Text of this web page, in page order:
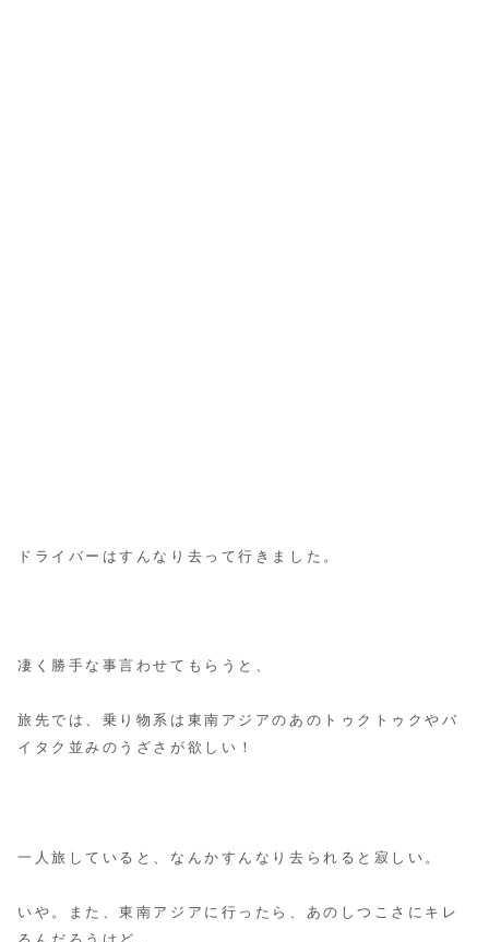
ドライバーはすんなり去って行きました。
凄く勝手な事言わせてもらうと、
旅先では、乗り物系は東南アジアのあのトゥクトゥクやバ
イタク並みのうざさが欲しい！
一人旅していると、なんかすんなり去られると寂しい。
いや。また、東南アジアに行ったら、あのしつこさにキレ